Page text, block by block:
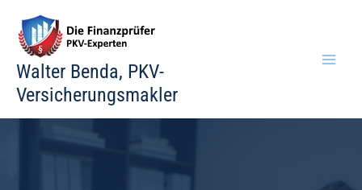
Inhalt
springen
Walter Benda, PKV-
Versicherungsmakler